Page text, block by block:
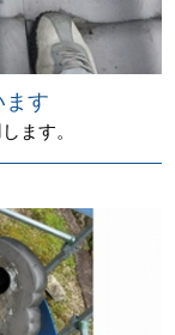
ます
ます。